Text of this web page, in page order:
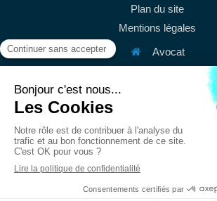
Plan du site
Mentions légales
Avocat
38 rue du Mont
Afficher le téléphone
contact@mury-
DuLundiauVendredi